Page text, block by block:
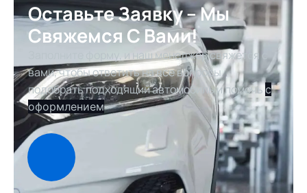
Оставьте Заявку – Мы
Свяжемся С Вами!
Заполните форму, и наш менеджер свяжется с
вами, чтобы ответить на все вопросы,
подобрать подходящий автомобиль и помочьс
оформлением